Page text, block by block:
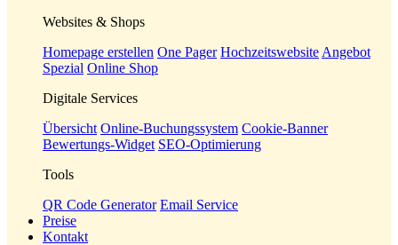
Websites & Shops
Homepage erstellen One Pager Hochzeitswebsite Angebot
Spezial Online Shop
Digitale Services
Übersicht Online-Buchungssystem Cookie-Banner
Bewertungs-Widget SEO-Optimierung
Tools
QR Code Generator Email Service
Preise
Kontakt